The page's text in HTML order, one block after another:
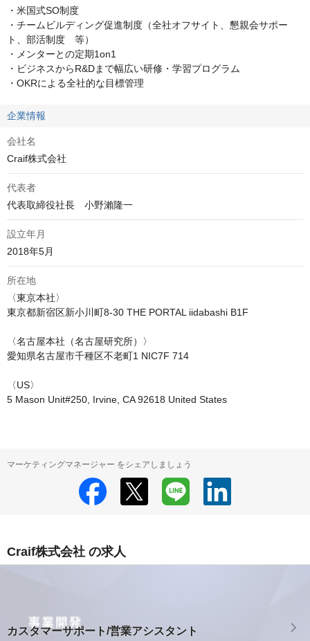
・米国式SO制度
・チームビルディング促進制度（全社オフサイト、懇親会サポー
ト、部活制度　等）
・メンターとの定期1on1
・ビジネスからR&Dまで幅広い研修・学習プログラム
・OKRによる全社的な目標管理
企業情報
会社名
Craif株式会社
代表者
代表取締役社長　小野瀨隆一
設立年月
2018年5月
所在地
〈東京本社〉
東京都新宿区新小川町8-30 THE PORTAL iidabashi B1F
〈名古屋本社（名古屋研究所）〉
愛知県名古屋市千種区不老町1 NIC7F 714
〈US〉
5 Mason Unit#250, Irvine, CA 92618 United States
マーケティングマネージャー をシェアしましょう
Craif株式会社 の求人
カスタマーサポート/営業アシスタント